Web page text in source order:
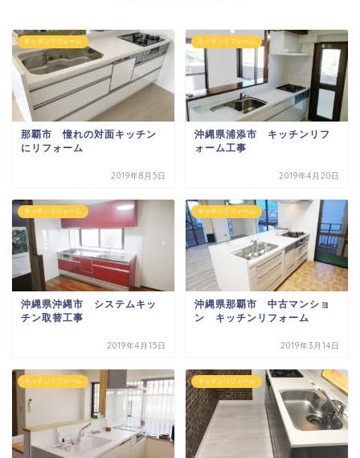
キッチンリフォーム
那覇市 憧れの対面キッチン
にリフォーム
2019年8月5日
キッチンリフォーム
沖縄県浦添市 キッチンリフ
ォーム工事
2019年4月20日
キッチンリフォーム
沖縄県沖縄市 システムキッ
チン取替工事
2019年4月15日
キッチンリフォーム
沖縄県那覇市 中古マンショ
ン キッチンリフォーム
2019年3月14日
キッチンリフォーム キッチンリフォーム